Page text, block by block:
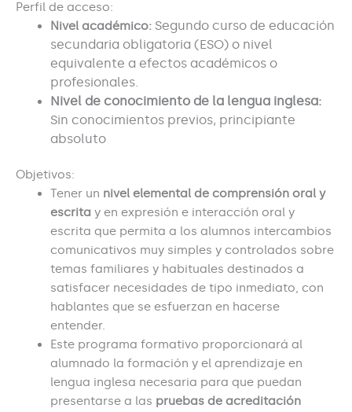
Perfil de acceso:
Nivel académico: Segundo curso de educación
secundaria obligatoria (ESO) o nivel
equivalente a efectos académicos o
profesionales.
Nivel de conocimiento de la lengua inglesa:
Sin conocimientos previos, principiante
absoluto
Objetivos:
Tener un nivel elemental de comprensión oral y
escrita y en expresión e interacción oral y
escrita que permita a los alumnos intercambios
comunicativos muy simples y controlados sobre
temas familiares y habituales destinados a
satisfacer necesidades de tipo inmediato, con
hablantes que se esfuerzan en hacerse
entender.
Este programa formativo proporcionará al
alumnado la formación y el aprendizaje en
lengua inglesa necesaria para que puedan
presentarse a las pruebas de acreditación